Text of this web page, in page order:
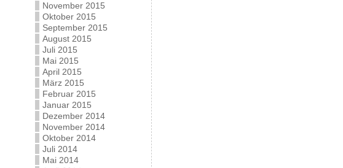
November 2015
Oktober 2015
September 2015
August 2015
Juli 2015
Mai 2015
April 2015
März 2015
Februar 2015
Januar 2015
Dezember 2014
November 2014
Oktober 2014
Juli 2014
Mai 2014